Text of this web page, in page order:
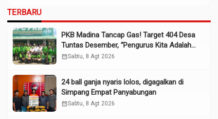
TERBARU
PKB Madina Tancap Gas! Target 404 Desa
Tuntas Desember, “Pengurus Kita Adalah
Tokoh”
calendar_monthSabtu, 8 Agt 2026
24 ball ganja nyaris lolos, digagalkan di
Simpang Empat Panyabungan
calendar_monthSabtu, 8 Agt 2026